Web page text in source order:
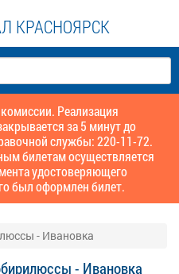
КРАСНОЯРСК
Реализация
за 5 минут до
службы: 220-11-72.
билетам осуществляется
удостоверяющего
был оформлен билет.
- Ивановка
- Ивановка